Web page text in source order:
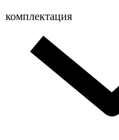
комплектация